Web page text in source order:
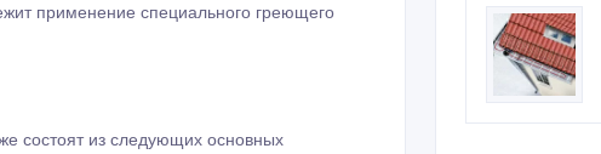
применение специального греющего
состоят из следующих основных